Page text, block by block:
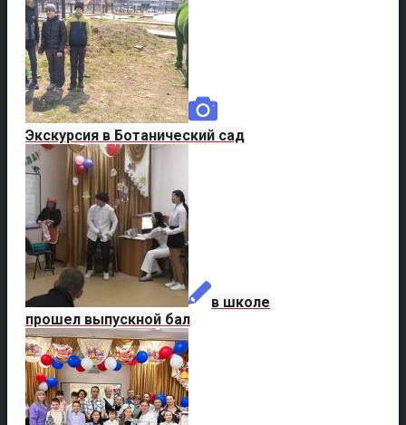
Экскурсия в Ботанический сад
в школе
прошел выпускной бал